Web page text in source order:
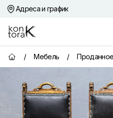
Адреса и график
Контора К
Главная страница
/ Мебель / Проданное